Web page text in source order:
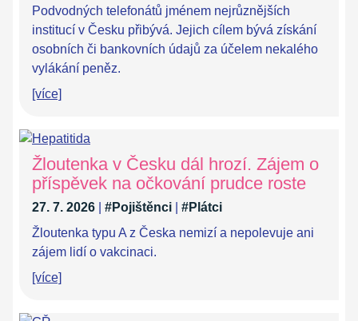
Podvodných telefonátů jménem nejrůznějších
institucí v Česku přibývá. Jejich cílem bývá získání
osobních či bankovních údajů za účelem nekalého
vylákání peněz.
[více]
Žloutenka v Česku dál hrozí. Zájem o
příspěvek na očkování prudce roste
27. 7. 2026 #Pojištěnci
#Plátci
Žloutenka typu A z Česka nemizí a nepolevuje ani
zájem lidí o vakcinaci.
[více]